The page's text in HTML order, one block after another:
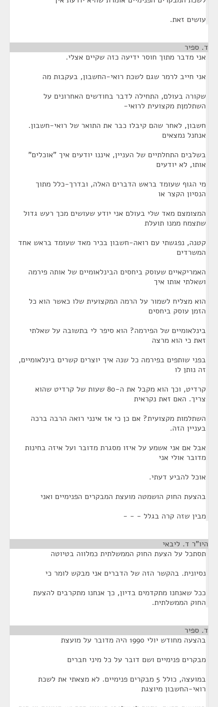
עושים זאת.
ד. ספיר
אני מדבר מתוך חוסר ידיעה כזה שקיים אצלי.
אני חייב לרמר שגם לשכת רואי-החשבון, בעקבות מה
שקורה בעולם, התחילה לדבר בחודשים האחרונים על
השתלמןת מקצועית לרואי-
חשבון, לאחר שהם קיבלו כבר את התואר של רואי-חשבון.
אנחנל נמצאים
בשלבים התחלתיים של העניין, איננו יודעים איך "אוכלים"
אותו, לא יודעים
מי הגוף שעומד בראש הדברים האלה, ובדרך-כלל מתוך
הנסיון הקצר או
המצומצם מאד שלי בעולם אני יודע שעושים מכך רעש גדול
שתצמח ממנו תועלת
קטנה, נפגשתי עם רואה-חשבון בכיר מאד שעומד בראש אחד
המשרדים
האמריקאיים שעוסק ביחסים הבינלאומיים של אותה פירמה
ושאלתי אותו איך
הוא מצליח לשמור על הרמה המקצועית שלו כאשר הוא כל
הזמן עוסק ביחסים
בינלאומיים של הפירמה? הוא סיפר לי בתשובה על שאלתי
זאת כי הוא מרצה
בפני שותפים בפירמה כל שנה איך יוצרים קשרים בינלאומיים,
זה נותן לו
קרדיט, וכך הוא מקבל את ה-80 שעות של קרדיט שהוא
צריך. האם זאת נקראית
השתלמות מקצועית? אם כן כי אז אינני רואה הרבה ברכה
בעניין הזה.
אבל אם אני אשמע על איזו מסגרת מדובר ועל איזה בחינות
מדובר אולי אני
אוכל להביע דעתי.
בהצעת החוק הושמטה מועצת המבקרים הפנימיים ואני
מבין שזה קרה בגלל - - -
היו"ר ד. ליבאי
תסתכל על הצעת החוק הממשלתית כמלווה בטיוטה
נסיונית. בהקשר הזה של הדברים אני מבקש לומר כי
ככל שאנחנו מתקדמים בדיון, כך אנחנו מתקרבים להצעת
החוק הממשלתית.
ד. ספיר
בהצעה מחודש יולי 1990 היה מדובר על מועצת
מבקרים פנימיים ושם דובר על כל מיני חברים
במועצה, כולל 5 מבקרים פנימיים. לא מצאתי את לשכת
רואי-החשבון מיוצגת